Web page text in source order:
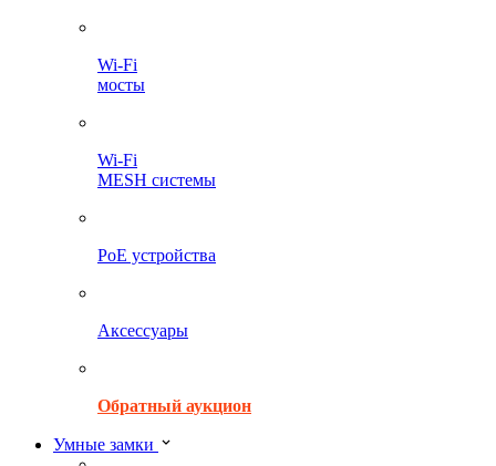
Wi-Fi
мосты
Wi-Fi
MESH системы
PoE устройства
Аксессуары
Обратный аукцион
Умные замки